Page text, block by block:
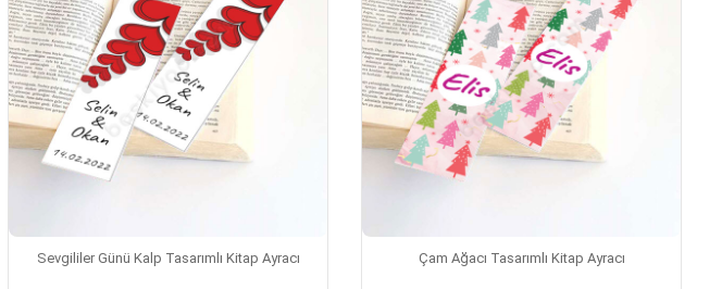
Sevgililer Günü Kalp Tasarımlı Kitap Ayracı Çam Ağacı Tasarımlı Kitap Ayracı